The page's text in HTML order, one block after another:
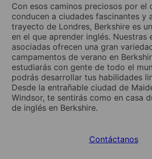
Con esos caminos preciosos por el
conducen a ciudades fascinantes y
trayecto de Londres, Berkshire es
en el que aprender inglés. Nuestras
asociadas ofrecen una gran
campamentos de verano en
estudiarás con gente de todo el
podrás desarrollar tus habilidades
Desde la entrañable ciudad de
Windsor, te sentirás como en casa
de inglés en Berkshire.
Contáctanos